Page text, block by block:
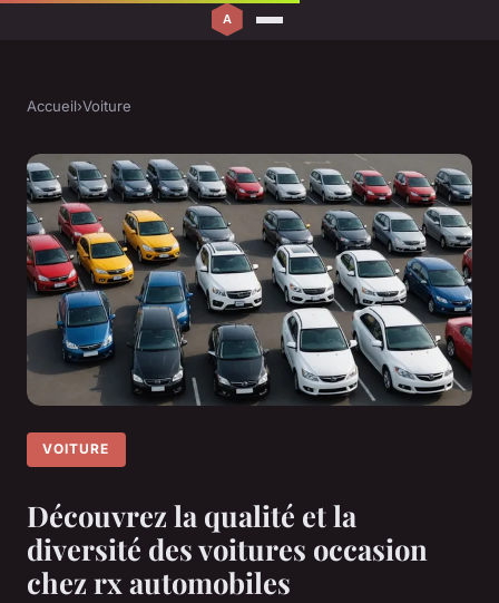
Accueil›Voiture
VOITURE
Découvrez la qualité et la
diversité des voitures occasion
chez rx automobiles